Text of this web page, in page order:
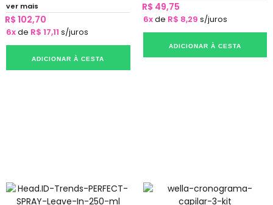
ver mais
R$ 102,70
6xde R$ 17,11 s/juros
ADICIONAR À CESTA
R$ 49,75
6xde R$ 8,29 s/juros
ADICIONAR À CESTA